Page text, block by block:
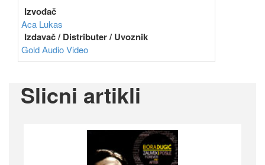
Izvođač
Aca Lukas
Izdavač / Distributer / Uvoznik
Gold Audio Video
Slicni artikli